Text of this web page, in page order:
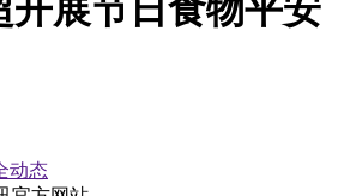
开展节日食物平安
动态